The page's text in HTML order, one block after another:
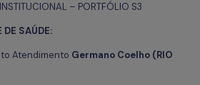
– PORTFÓLIO S3
DE SAÚDE:
Atendimento Germano Coelho (RIO